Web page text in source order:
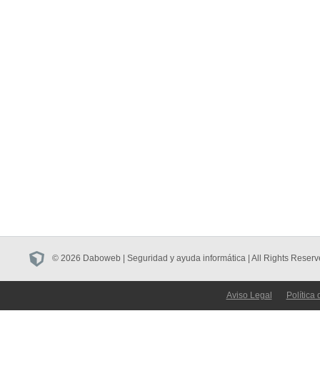
© 2026 Daboweb | Seguridad y ayuda informática | All Rights
Aviso Legal Política